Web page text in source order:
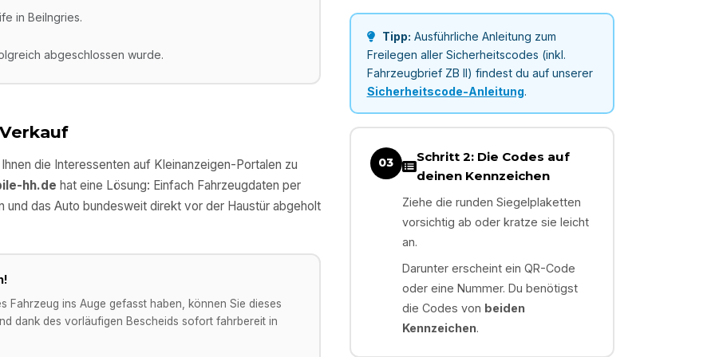
in Beilngries.
abgeschlossen wurde.
die Interessenten auf Kleinanzeigen-Portalen zu
hh.de hat eine Lösung: Einfach Fahrzeugdaten per
das Auto bundesweit direkt vor der Haustür abgeholt
Fahrzeug ins Auge gefasst haben, können Sie dieses
dank des vorläufigen Bescheids sofort fahrbereit in
Tipp: Ausführliche Anleitung zum
Freilegen aller Sicherheitscodes (inkl.
Fahrzeugbrief ZB II) findest du auf unserer
Sicherheitscode-Anleitung.
03
Schritt 2: Die Codes auf
deinen Kennzeichen
Ziehe die runden Siegelplaketten
vorsichtig ab oder kratze sie leicht
an.
Darunter erscheint ein QR-Code
oder eine Nummer. Du benötigst
die Codes von beiden
Kennzeichen.